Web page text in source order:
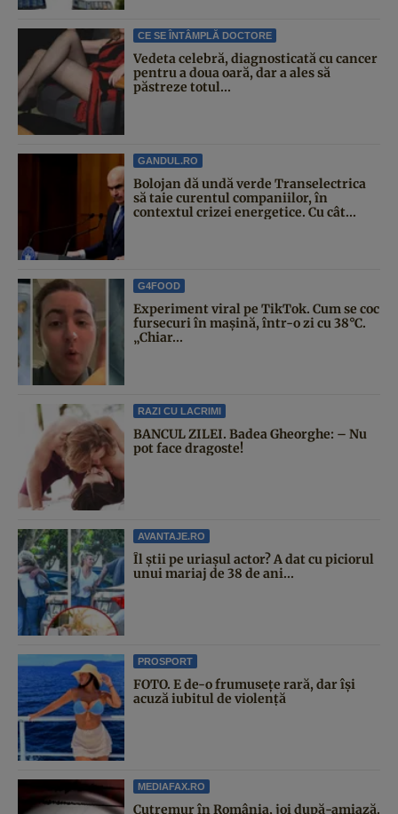
CE SE ÎNTÂMPLĂ DOCTORE
Vedeta celebră, diagnosticată cu cancer
pentru a doua oară, dar a ales să
păstreze totul...
GANDUL.RO
Bolojan dă undă verde Transelectrica
să taie curentul companiilor, în
contextul crizei energetice. Cu cât...
G4FOOD
Experiment viral pe TikTok. Cum se coc
fursecuri în mașină, într-o zi cu 38°C.
„Chiar...
RAZI CU LACRIMI
BANCUL ZILEI. Badea Gheorghe: – Nu
pot face dragoste!
AVANTAJE.RO
Îl știi pe uriașul actor? A dat cu piciorul
unui mariaj de 38 de ani...
PROSPORT
FOTO. E de-o frumusețe rară, dar își
acuză iubitul de violență
MEDIAFAX.RO
Cutremur în România, joi după-amiază.